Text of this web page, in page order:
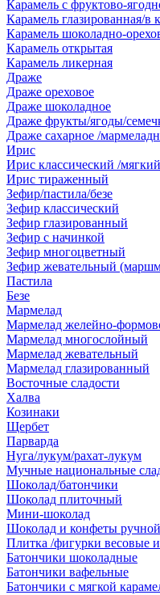
Карамель с фруктово-
Карамель глазированная/в
Карамель шоколадно-
Карамель открытая
Карамель ликерная
Драже
Драже ореховое
Драже шоколадное
Драже фрукты/ягоды/
Драже сахарное /
Ирис
Ирис классический /мягкий
Ирис тираженный
Зефир/пастила/безе
Зефир классический
Зефир глазированный
Зефир с начинкой
Зефир многоцветный
Зефир жевательный
Пастила
Безе
Мармелад
Мармелад желейно-
Мармелад многослойный
Мармелад жевательный
Мармелад глазированный
Восточные сладости
Халва
Козинаки
Щербет
Парварда
Нуга/лукум/рахат-лукум
Мучные национальные
Шоколад/батончики
Шоколад плиточный
Мини-шоколад
Шоколад и конфеты
Плитка /фигурки весовые
Батончики шоколадные
Батончики вафельные
Батончики с мягкой